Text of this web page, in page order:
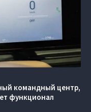
командный центр,
функционал